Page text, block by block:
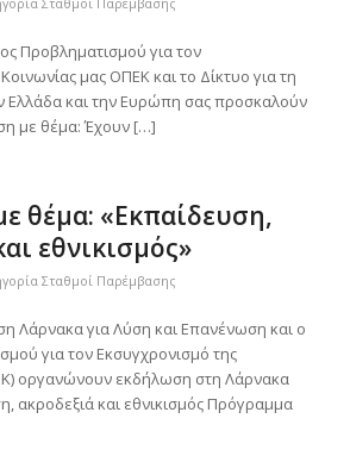
Σταθμοί Παρέμβασης
Προβληματισμού για τον
μας ΟΠΕΚ και το Δίκτυο για τη
Ελλάδα και την Ευρώπη σας προσκαλούν
με θέμα: Έχουν […]
θέμα: «Εκπαίδευση,
εθνικισμός»
Σταθμοί Παρέμβασης
Λάρνακα για Λύση και Επανένωση και ο
για τον Εκσυγχρονισμό της
οργανώνουν εκδήλωση στη Λάρνακα
ακροδεξιά και εθνικισμός Πρόγραμμα